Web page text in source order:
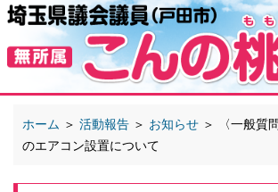
ホーム ＞ 活動報告 ＞ お知らせ ＞
〈一般
のエアコン設置について